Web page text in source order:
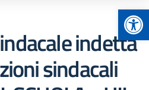
indetta
sindacali